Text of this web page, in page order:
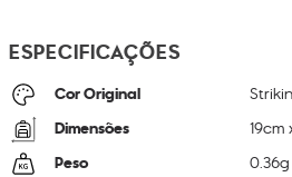
ESPECIFICAÇÕES
Cor Original
Dimensões 19cm
Peso 0.36g